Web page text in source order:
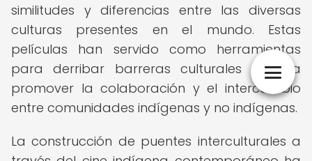
similitudes y diferencias entre las diversas
culturas presentes en el mundo. Estas
películas han servido como herramientas
para derribar barreras culturales y para
promover la colaboración y el intercambio
entre comunidades indígenas y no indígenas.
La construcción de puentes interculturales a